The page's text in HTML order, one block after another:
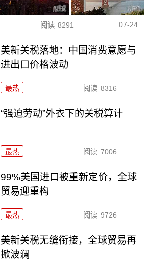
阅读 8291 07-24
美新关税落地：中国消费意愿与
进出口价格波动
最热 阅读 8316
“强迫劳动”外衣下的关税算计
最热 阅读 7006
99%美国进口被重新定价，全球
贸易迎重构
最热 阅读 9726
美新关税无缝衔接，全球贸易再
掀波澜